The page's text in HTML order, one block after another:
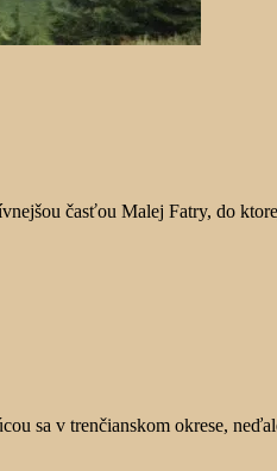
časťou Malej Fatry, do
sa v trenčianskom okrese,